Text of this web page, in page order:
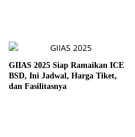
GIIAS 2025 Siap Ramaikan ICE
BSD, Ini Jadwal, Harga Tiket,
dan Fasilitasnya